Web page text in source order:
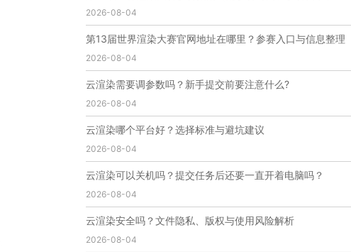
动画渲染农场
第十一届世界渲染大赛
世界渲染大赛时间
世界渲染大赛官网
国际渲染大赛
国际渲染大赛排名
世界渲染大赛软件
瑞云官网
瑞云科技 端云
瑞云渲染官网
网络渲染软件
云渲染服务
云渲染怎么收费
云渲染怎么用
云渲染技术
云渲染原理 云渲染插件
云渲染软件
云渲染引擎
云渲染主机
云渲染软件厂家
免费云渲染
云渲染网站
云渲染收费 云渲染厂家
云渲染厂商
2026-08-04
第13届世界渲染大赛官网地址在哪里？参赛入口与信息整理
2026-08-04
云渲染需要调参数吗？新手提交前要注意什么?
2026-08-04
云渲染哪个平台好？选择标准与避坑建议
2026-08-04
云渲染可以关机吗？提交任务后还要一直开着电脑吗？
2026-08-04
云渲染安全吗？文件隐私、版权与使用风险解析
2026-08-04